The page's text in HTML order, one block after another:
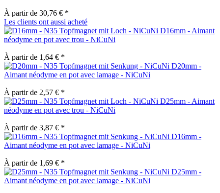
À partir de 30,76 € *
Les clients ont aussi acheté
D16mm - Aimant
néodyme en pot avec trou - NiCuNi
À partir de 1,64 € *
D20mm -
Aimant néodyme en pot avec lamage - NiCuNi
À partir de 2,57 € *
D25mm - Aimant
néodyme en pot avec trou - NiCuNi
À partir de 3,87 € *
D16mm -
Aimant néodyme en pot avec lamage - NiCuNi
À partir de 1,69 € *
D25mm -
Aimant néodyme en pot avec lamage - NiCuNi